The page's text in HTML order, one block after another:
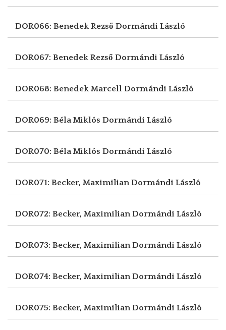
DOR066: Benedek Rezső Dormándi László
DOR067: Benedek Rezső Dormándi László
DOR068: Benedek Marcell Dormándi László
DOR069: Béla Miklós Dormándi László
DOR070: Béla Miklós Dormándi László
DOR071: Becker, MaximilianDormándi László
DOR072: Becker, MaximilianDormándi László
DOR073: Becker, MaximilianDormándi László
DOR074: Becker, MaximilianDormándi László
DOR075: Becker, MaximilianDormándi László